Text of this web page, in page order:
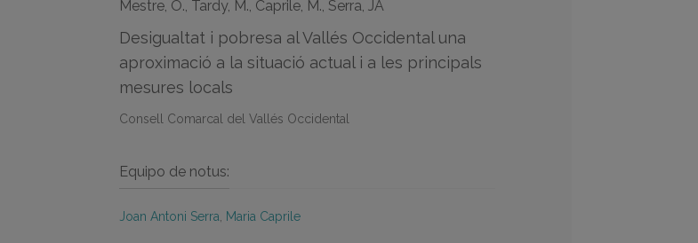
Mestre, O., Tardy, M., Caprile, M., Serra, JA
Desigualtat i pobresa al Vallés Occidental una
aproximació a la situació actual i a les principals
mesures locals
Consell Comarcal del Vallés Occidental
Equipo de notus:
Joan Antoni Serra Maria Caprile